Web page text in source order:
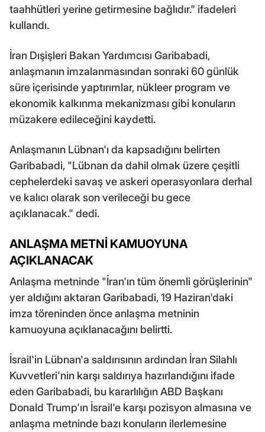
taahhütleri yerine getirmesine bağlıdır." ifadeleri
kullandı.
İran Dışişleri Bakan Yardımcısı Garibabadi,
anlaşmanın imzalanmasından sonraki 60 günlük
süre içerisinde yaptırımlar, nükleer program ve
ekonomik kalkınma mekanizması gibi konuların
müzakere edileceğini kaydetti.
Anlaşmanın Lübnan'ı da kapsadığını belirten
Garibabadi, "Lübnan da dahil olmak üzere çeşitli
cephelerdeki savaş ve askeri operasyonlara derhal
ve kalıcı olarak son verileceği bu gece
açıklanacak." dedi.
ANLAŞMA METNİ KAMUOYUNA
AÇIKLANACAK
Anlaşma metninde "İran'ın tüm önemli görüşlerinin"
yer aldığını aktaran Garibabadi, 19 Haziran'daki
imza töreninden önce anlaşma metninin
kamuoyuna açıklanacağını belirtti.
İsrail'in Lübnan'a saldırısının ardından İran Silahlı
Kuvvetleri'nin karşı saldırıya hazırlandığını ifade
eden Garibabadi, bu kararlılığın ABD Başkanı
Donald Trump'ın İsrail'e karşı pozisyon almasına ve
anlaşma metninde bazı konuların ilerlemesine